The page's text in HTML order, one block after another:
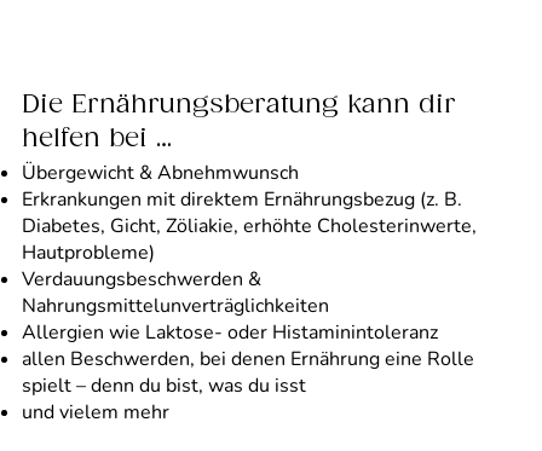
Die Ernährungsberatung kann dir
helfen bei …
Übergewicht & Abnehmwunsch
Erkrankungen mit direktem Ernährungsbezug (z. B.
Diabetes, Gicht, Zöliakie, erhöhte Cholesterinwerte,
Hautprobleme)
Verdauungsbeschwerden &
Nahrungsmittelunverträglichkeiten
Allergien wie Laktose- oder Histaminintoleranz
allen Beschwerden, bei denen Ernährung eine Rolle
spielt – denn du bist, was du isst
und vielem mehr